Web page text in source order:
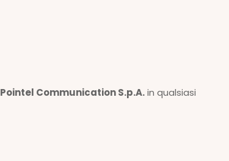
Pointel Communication S.p.A.in qualsiasi